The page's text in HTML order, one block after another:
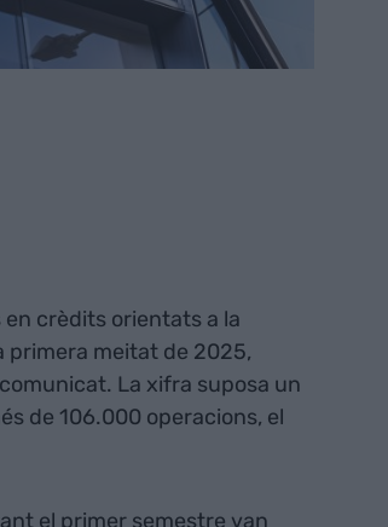
crèdits orientats a la
primera meitat de 2025,
La xifra suposa un
de 106.000 operacions, el
el primer semestre van